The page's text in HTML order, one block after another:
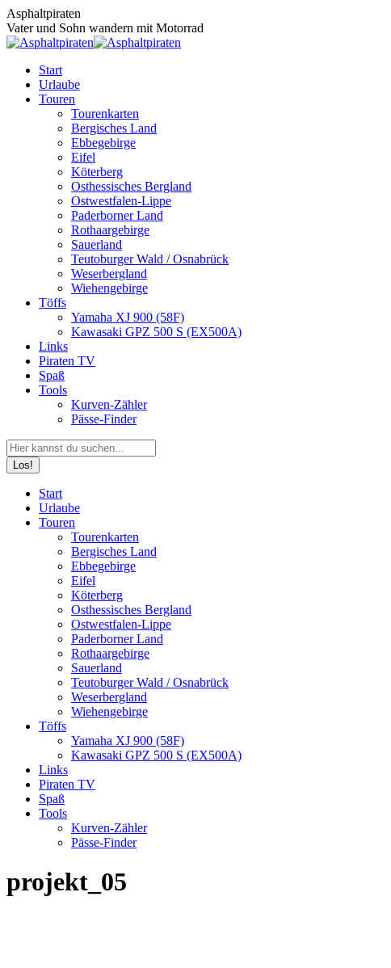
Zum
Inhalt
springen
Asphaltpiraten
Vater und Sohn wandern mit Motorrad
Start
Urlaube
Touren
Tourenkarten
Bergisches Land
Ebbegebirge
Eifel
Köterberg
Osthessisches Bergland
Ostwestfalen-Lippe
Paderborner Land
Rothaargebirge
Sauerland
Teutoburger Wald / Osnabrück
Weserbergland
Wiehengebirge
Töffs
Yamaha XJ 900 (58F)
Kawasaki GPZ 500 S (EX500A)
Links
Piraten TV
Spaß
Tools
Kurven-Zähler
Pässe-Finder
Search:
page
opens
page
opens
page
opens
Start
Urlaube
Touren
Tourenkarten
Bergisches Land
Ebbegebirge
Eifel
Köterberg
Osthessisches Bergland
Ostwestfalen-Lippe
Paderborner Land
Rothaargebirge
Sauerland
Teutoburger Wald / Osnabrück
Weserbergland
Wiehengebirge
Töffs
Yamaha XJ 900 (58F)
Kawasaki GPZ 500 S (EX500A)
Links
Piraten TV
Spaß
Tools
Kurven-Zähler
Pässe-Finder
projekt_05